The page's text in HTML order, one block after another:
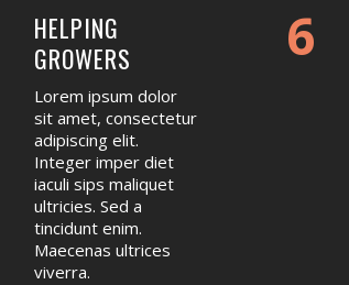
HELPING
GROWERS
Lorem ipsum dolor
sit amet, consectetur
adipiscing elit.
Integer imper diet
iaculi sips maliquet
ultricies. Sed a
tincidunt enim.
Maecenas ultrices
viverra.
6